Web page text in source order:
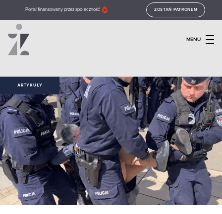
Portal finansowany przez społeczność ZOSTAŃ PATRONEM
MENU
ARTYKUŁY